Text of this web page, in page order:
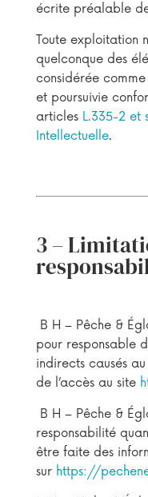
écrite préalable
Toute exploitation
quelconque des
considérée
et poursuivie
articles L.335-2 et
Intellectuelle.
3 –
B H – Pêche &
pour responsable
indirects causés
de l’accès au site
B H – Pêche &
responsabilité
être faite des
sur https://